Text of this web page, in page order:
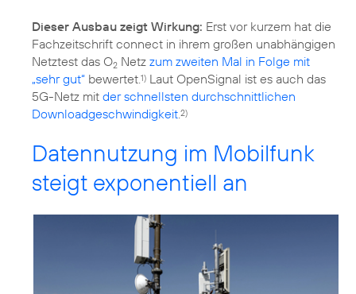
Dieser Ausbau zeigt Wirkung: Erst vor kurzem hat die
Fachzeitschrift connect in ihrem großen unabhängigen
Netztest das O2 Netz zum zweiten Mal in Folge mit
„sehr gut“ bewertet. 1) Laut OpenSignal ist es auch das
5G-Netz mit der schnellsten durchschnittlichen
Downloadgeschwindigkeit 2)
Datennutzung im Mobilfunk
steigt exponentiell an